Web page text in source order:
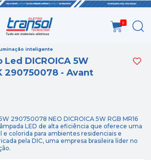
0
inteligente
Led DICROICA 5W
290750078 - Avant
290750078 NEO DICROICA 5W RGB MR16
LED de alta eficiência que oferece uma
colorida para ambientes residenciais e
pela DIC, uma empresa brasileira líder no